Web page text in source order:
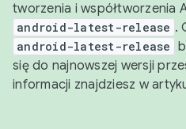
tworzenia i współtworzenia
android-latest-release .
android-latest-release
się do najnowszej wersji
informacji znajdziesz w